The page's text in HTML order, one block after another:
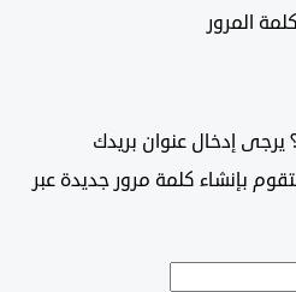
عنوان بريدك
كلمة مرور جديدة عبر